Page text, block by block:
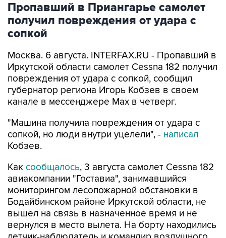
Пропавший в Приангарье самолет
получил повреждения от удара с
сопкой
Москва. 6 августа. INTERFAX.RU - Пропавший в
Иркутской области самолет Cessna 182 получил
повреждения от удара с сопкой, сообщил
губернатор региона Игорь Кобзев в своем
канале в мессенджере Мах в четверг.
"Машина получила повреждения от удара с
сопкой, но люди внутри уцелели", - написал
Кобзев.
Как сообщалось, 3 августа самолет Cessna 182
авиакомпании "Гоставиа", занимавшийся
мониторингом лесопожарной обстановки в
Бодайбинском районе Иркутской области, не
вышел на связь в назначенное время и не
вернулся в место вылета. На борту находились